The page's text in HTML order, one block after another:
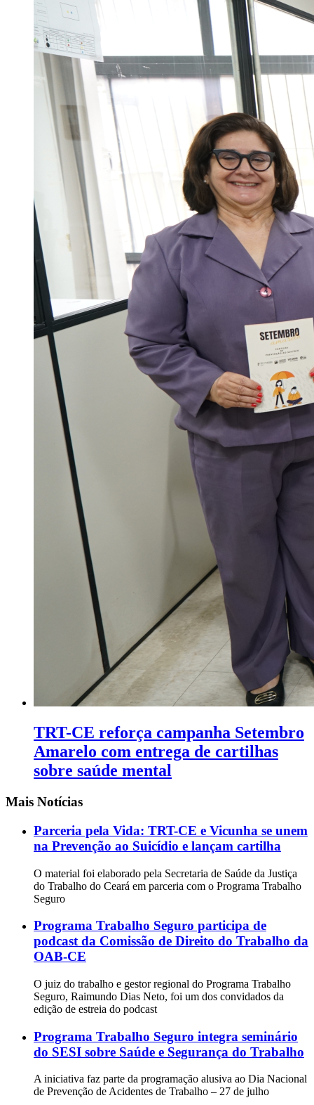
TRT-CE reforça campanha Setembro
Amarelo com entrega de cartilhas
sobre saúde mental
Mais Notícias
Parceria pela Vida: TRT-CE e Vicunha se unem
na Prevenção ao Suicídio e lançam cartilha
O material foi elaborado pela Secretaria de Saúde da Justiça
do Trabalho do Ceará em parceria com o Programa Trabalho
Seguro
Programa Trabalho Seguro participa de
podcast da Comissão de Direito do Trabalho da
OAB-CE
O juiz do trabalho e gestor regional do Programa Trabalho
Seguro, Raimundo Dias Neto, foi um dos convidados da
edição de estreia do podcast
Programa Trabalho Seguro integra seminário
do SESI sobre Saúde e Segurança do Trabalho
A iniciativa faz parte da programação alusiva ao Dia Nacional
de Prevenção de Acidentes de Trabalho – 27 de julho